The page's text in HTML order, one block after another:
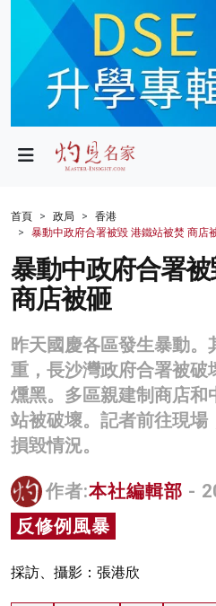
政局
財經
生活
健康
商業
科技
影片
名家榜
關於我們
首頁 政局
香港
暴動中政府合署被毀 港鐵站被焚 商店
暴動中政府合署
商店被砸
昨天國慶各區發生暴動。
重，長沙灣政府合署被破
燻黑。多區親建制商店和
站被破壞。記者前往現場
損毀情況。
作者:本社編輯部 -
反修例風暴
採訪、攝影：張港欣